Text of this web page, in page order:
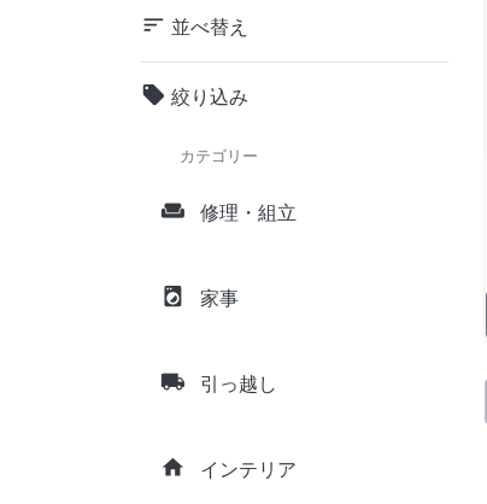
sort 並べ替え
local_offer 絞り込み
カテゴリー
weekend 修理・組立
local_laundry_service 家事
local_shipping 引っ越し
home インテリア